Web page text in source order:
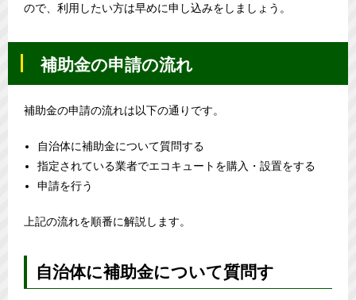
ので、利用したい方は早めに申し込みをしましょう。
補助金の申請の流れ
補助金の申請の流れは以下の通りです。
自治体に補助金について質問する
指定されている業者でエコキュートを購入・設置をする
申請を行う
上記の流れを順番に解説します。
自治体に補助金について質問す